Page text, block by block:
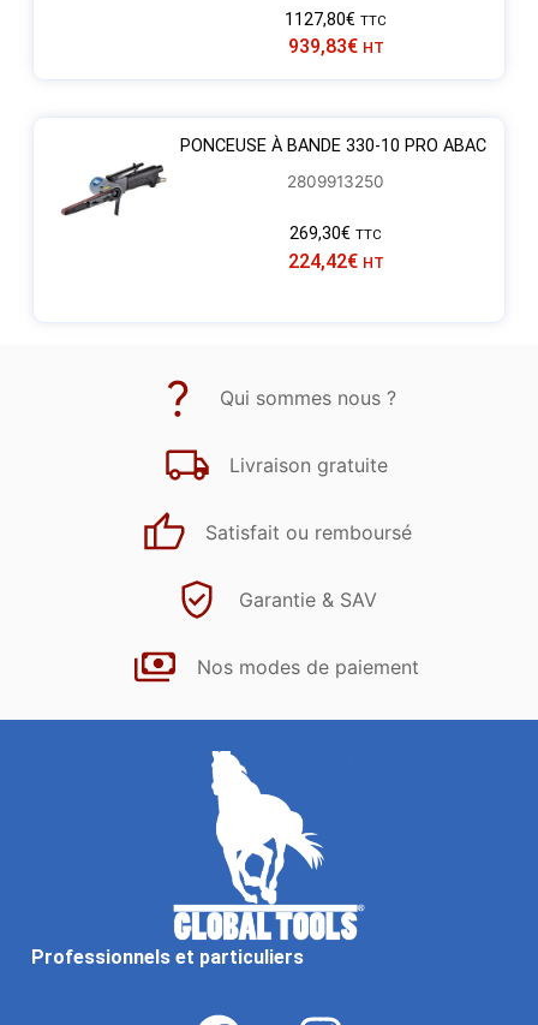
1127,80€ TTC
939,83€ HT
PONCEUSE À BANDE 330-10 PRO ABAC
2809913250
269,30€ TTC
224,42€ HT
Qui sommes nous ?
Livraison gratuite
Satisfait ou remboursé
Garantie & SAV
Nos modes de paiement
Professionnels et particuliers